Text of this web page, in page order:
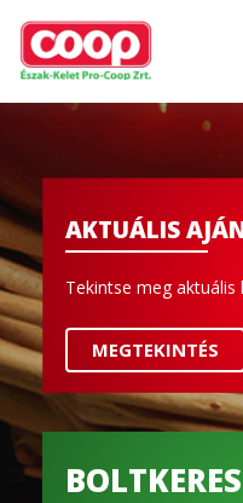
AKTUÁLIS
Tekintse meg aktuális
MEGTEKINTÉS